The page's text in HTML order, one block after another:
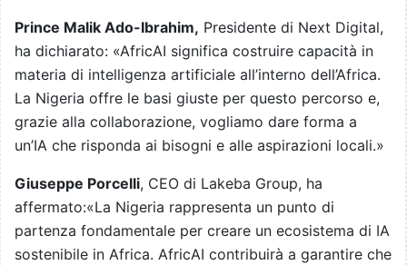
Prince Malik Ado-Ibrahim, Presidente di Next Digital,
ha dichiarato: «AfricAI significa costruire capacità in
materia di intelligenza artificiale all’interno dell’Africa.
La Nigeria offre le basi giuste per questo percorso e,
grazie alla collaborazione, vogliamo dare forma a
un’IA che risponda ai bisogni e alle aspirazioni locali.»
Giuseppe Porcelli, CEO di Lakeba Group, ha
affermato:«La Nigeria rappresenta un punto di
partenza fondamentale per creare un ecosistema di IA
sostenibile in Africa. AfricAI contribuirà a garantire che